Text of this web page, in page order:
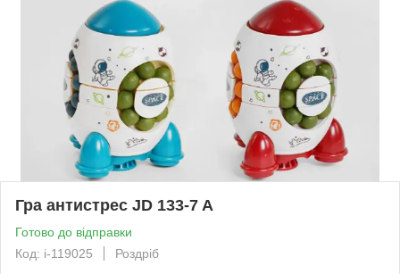
Гра антистрес JD 133-7 A
Готово до відправки
Код: i-119025
Роздріб